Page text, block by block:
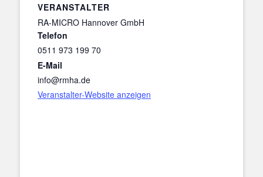
VERANSTALTER
RA-MICRO Hannover GmbH
Telefon
0511 973 199 70
E-Mail
info@rmha.de
Veranstalter-Website anzeigen